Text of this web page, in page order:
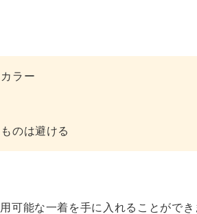
ラー
のは避ける
可能な一着を手に入れることができ